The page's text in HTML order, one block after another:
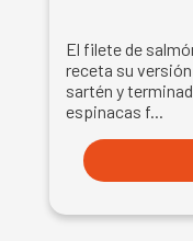
El filete de
receta su
sartén y
espinacas f...